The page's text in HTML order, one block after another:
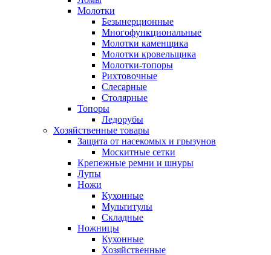
Молотки
Безынерционные
Многофункциональные
Молотки каменщика
Молотки кровельщика
Молотки-топоры
Рихтовочные
Слесарные
Столярные
Топоры
Ледорубы
Хозяйственные товары
Защита от насекомых и грызунов
Москитные сетки
Крепежные ремни и шнуры
Лупы
Ножи
Кухонные
Мультитулы
Складные
Ножницы
Кухонные
Хозяйственные